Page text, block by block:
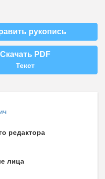
рукопись
Скачать PDF
Текст
редактора
лица